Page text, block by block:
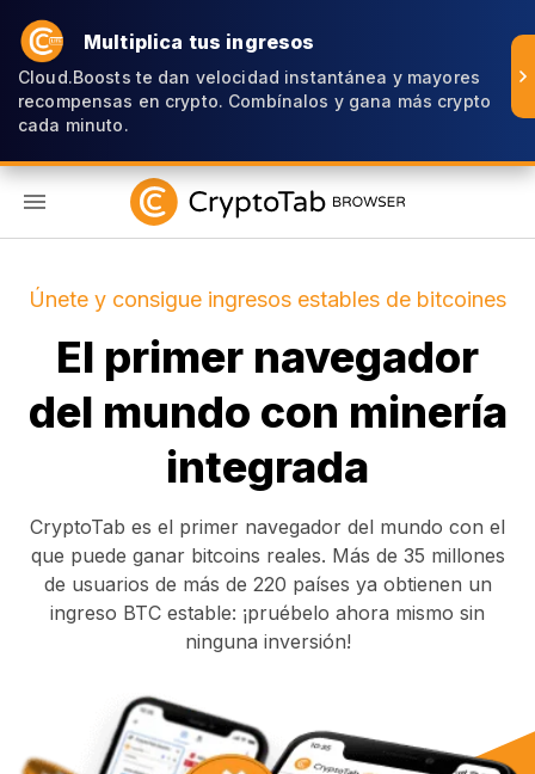
Multiplica tus ingresos
Cloud.Boosts te dan velocidad instantánea y mayores
recompensas en crypto. Combínalos y gana más crypto
cada minuto.
Únete y consigue ingresos estables de bitcoines
El primer navegador
del mundo con minería
integrada
CryptoTab es el primer navegador del mundo con el
que puede ganar bitcoins reales. Más de 35 millones
de usuarios de más de 220 países ya obtienen un
ingreso BTC estable: ¡pruébelo ahora mismo sin
ninguna inversión!